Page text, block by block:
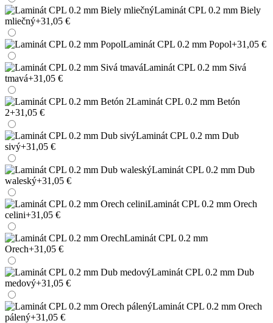
Laminát CPL 0.2 mm Biely
mliečný+31,05 €
Laminát CPL 0.2 mm Popol+31,05 €
Laminát CPL 0.2 mm Sivá
tmavá+31,05 €
Laminát CPL 0.2 mm Betón
2+31,05 €
Laminát CPL 0.2 mm Dub
sivý+31,05 €
Laminát CPL 0.2 mm Dub
waleský+31,05 €
Laminát CPL 0.2 mm Orech
celini+31,05 €
Laminát CPL 0.2 mm
Orech+31,05 €
Laminát CPL 0.2 mm Dub
medový+31,05 €
Laminát CPL 0.2 mm Orech
pálený+31,05 €